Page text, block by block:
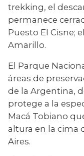
trekking, el
permanece
Puesto El Cisne;
Amarillo.
El Parque
áreas de
de la Argentina,
protege a la
Macá Tobiano
altura en la cima
Aires.